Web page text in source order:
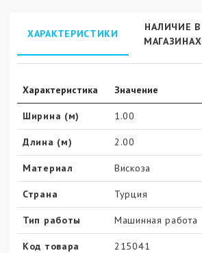
ХАРАКТЕРИСТИКИ
НАЛИЧИЕ В
МАГАЗИНАХ
Характеристика Значение
Ширина (м) 1.00
Длина (м) 2.00
Материал Вискоза
Страна Турция
Тип работы Машинная работа
Код товара 215041